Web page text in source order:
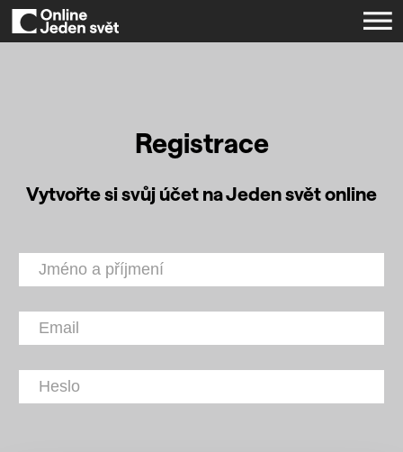
Registrace
Vytvořte si svůj účet na Jeden svět online